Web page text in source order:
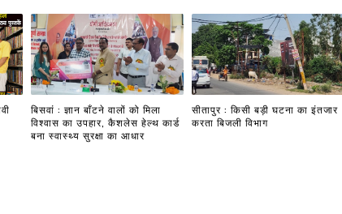
बिसवां : ज्ञान बाँटने वालों को मिला
विश्वास का उपहार, कैशलेस हेल्थ कार्ड
बना स्वास्थ्य सुरक्षा का आधार
सीतापुर : किसी बड़ी घटना का इंतजार
करता बिजली विभाग